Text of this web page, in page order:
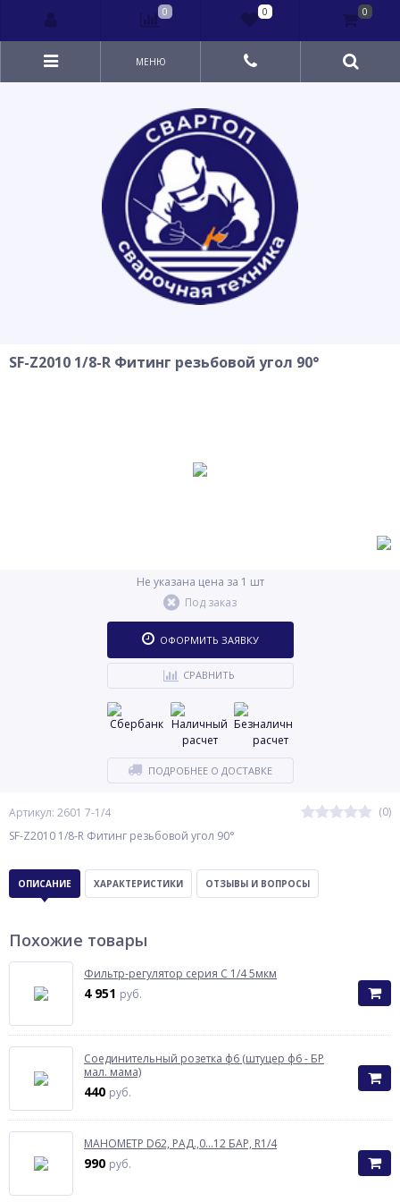
МЕНЮ
SF-Z2010 1/8-R Фитинг резьбовой угол 90°
Артикул: 2601 7-1/4
(0)
SF-Z2010 1/8-R Фитинг резьбовой угол 90°
Не указана цена за 1 шт
Под заказ
ОФОРМИТЬ ЗАЯВКУ
СРАВНИТЬ
ПОДРОБНЕЕ О ДОСТАВКЕ
ОПИСАНИЕ ХАРАКТЕРИСТИКИ ОТЗЫВЫ И ВОПРОСЫ
Похожие товары
Фильтр-регулятор серия С 1/4 5мкм
4 951 руб.
Соединительный розетка ф6 (штуцер ф6 - БР
мал. мама)
440 руб.
МАНОМЕТР D62, РАД.,0...12 БАР, R1/4
990 руб.
0 0 0